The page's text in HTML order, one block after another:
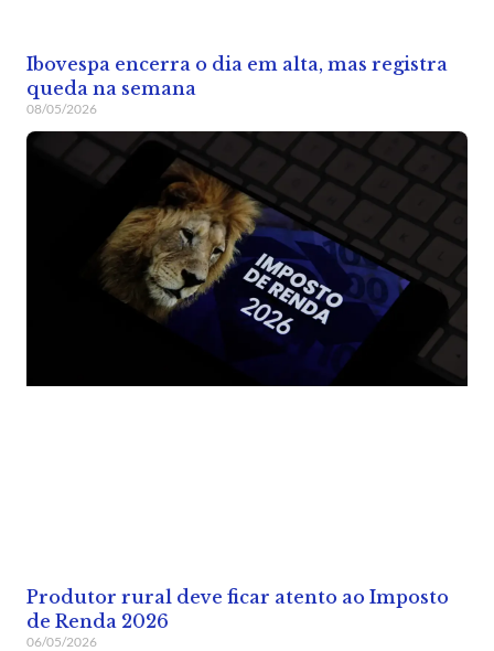
Ibovespa encerra o dia em alta, mas registra
queda na semana
08/05/2026
Produtor rural deve ficar atento ao Imposto
de Renda 2026
06/05/2026